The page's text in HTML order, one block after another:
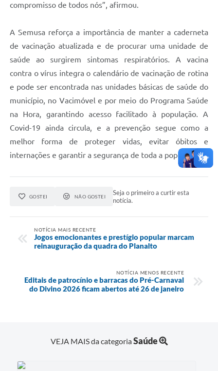
compromisso de todos nós”, afirmou.
A Semusa reforça a importância de manter a caderneta
de vacinação atualizada e de procurar uma unidade de
saúde ao surgirem sintomas respiratórios. A vacina
contra o vírus integra o calendário de vacinação de rotina
e pode ser encontrada nas unidades básicas de saúde do
município, no Vacimóvel e por meio do Programa Saúde
na Hora, garantindo acesso facilitado à população. A
Covid-19 ainda circula, e a prevenção segue como a
melhor forma de proteger vidas, evitar óbitos e
internações e garantir a segurança de toda a população.
GOSTEI NÃO GOSTEI
Seja o primeiro a curtir esta
notícia.
NOTÍCIA MAIS RECENTE
Jogos emocionantes e prestígio popular marcam
reinauguração da quadra do Planalto
NOTÍCIA MENOS RECENTE
Editais de patrocínio e barracas do Pré-Carnaval
do Divino 2026 ficam abertos até 26 de janeiro
VEJA MAIS da categoriaSaúde